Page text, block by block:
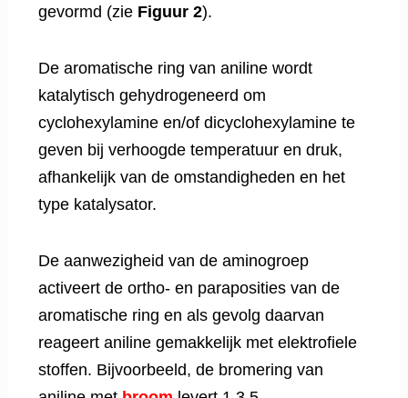
gevormd (zie Figuur 2).
De aromatische ring van aniline wordt
katalytisch gehydrogeneerd om
cyclohexylamine en/of dicyclohexylamine te
geven bij verhoogde temperatuur en druk,
afhankelijk van de omstandigheden en het
type katalysator.
De aanwezigheid van de aminogroep
activeert de ortho- en paraposities van de
aromatische ring en als gevolg daarvan
reageert aniline gemakkelijk met elektrofiele
stoffen. Bijvoorbeeld, de bromering van